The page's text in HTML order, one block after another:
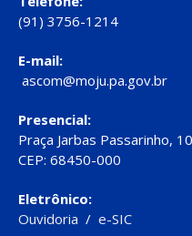
(91) 3756-1214
E-mail:
ascom@moju.pa.gov.br
Presencial:
Praça Jarbas Passarinho,
CEP: 68450-000
Eletrônico:
Ouvidoria / e-SIC